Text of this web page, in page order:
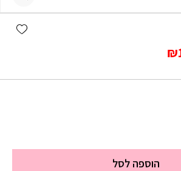
₪המחיר
הוא:
הוספה לסל